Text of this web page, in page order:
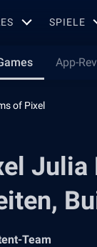
SPIELE
App-
of Pixel
Team